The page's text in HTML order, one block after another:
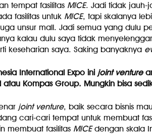
tempat fasilitas MICE. Jadi tidak jauh-
fasilitas untuk MICE, tapi skalanya
unsur mall. Jadi semua yang dulu
kalau dulu saya tidak
keseharian saya. Saking banyaknya
International Expo ini joint venture
atau Kompas Group. Mungkin bisa
joint venture, baik secara bisnis
cari-cari tempat untuk membuat
membuat fasilitas MICEdengan skala